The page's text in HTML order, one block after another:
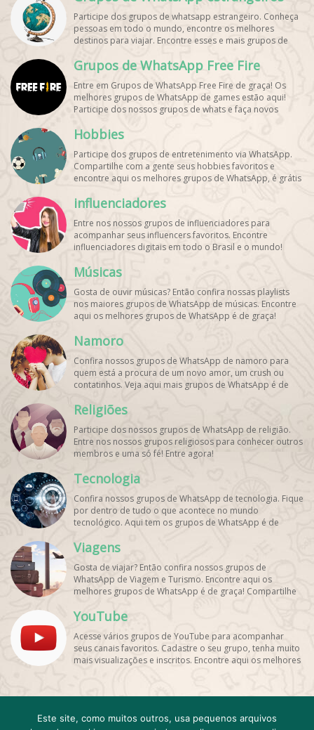
Participe dos grupos de whatsapp estrangeiro. Conheça
pessoas em todo o mundo, encontre os melhores
destinos para viajar. Encontre esses e mais grupos de
Grupos de WhatsApp Free Fire
Entre em Grupos de WhatsApp Free Fire de graça! Os
melhores grupos de WhatsApp de games estão aqui!
Participe dos nossos grupos de whats e faça novos
Hobbies
Participe dos grupos de entretenimento via WhatsApp.
Compartilhe com a gente seus hobbies favoritos e
encontre aqui os melhores grupos de WhatsApp, é grátis
influenciadores
Entre nos nossos grupos de influenciadores para
acompanhar seus influencers favoritos. Encontre
influenciadores digitais em todo o Brasil e o mundo!
Músicas
Gosta de ouvir músicas? Então confira nossas playlists
nos maiores grupos de WhatsApp de músicas. Encontre
aqui os melhores grupos de WhatsApp é de graça!
Namoro
Confira nossos grupos de WhatsApp de namoro para
quem está a procura de um novo amor, um crush ou
contatinhos. Veja aqui mais grupos de WhatsApp é de
Religiões
Participe dos nossos grupos de WhatsApp de religião.
Entre nos nossos grupos religiosos para conhecer outros
membros e uma só fé! Entre agora!
Tecnologia
Confira nossos grupos de WhatsApp de tecnologia. Fique
por dentro de tudo o que acontece no mundo
tecnológico. Aqui tem os grupos de WhatsApp é de
Viagens
Gosta de viajar? Então confira nossos grupos de
WhatsApp de Viagem e Turismo. Encontre aqui os
melhores grupos de WhatsApp é de graça! Compartilhe
YouTube
Acesse vários grupos de YouTube para acompanhar
seus canais favoritos. Cadastre o seu grupo, tenha muito
mais visualizações e inscritos. Encontre aqui os melhores
Emojis e emoticons Para WhatsApp
FAQ
Este site, como muitos outros, usa pequenos arquivos